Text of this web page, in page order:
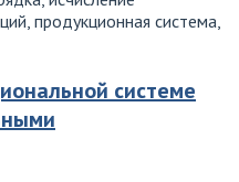
продукционная система,
системе